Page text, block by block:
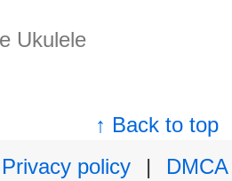
Ukulele
↑ Back to top
Privacy policy
|
DMCA